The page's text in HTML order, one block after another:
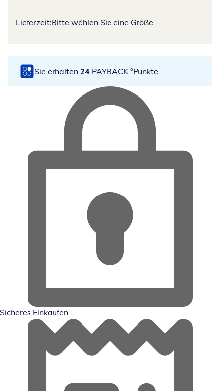
Lieferzeit:Bitte wählen Sie eine Größe
Sie erhalten 24 PAYBACK °Punkte
Sicheres Einkaufen